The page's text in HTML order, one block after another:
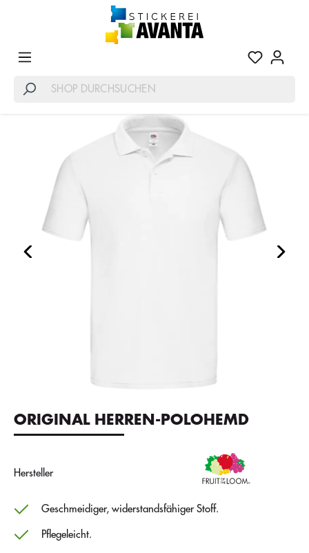
ORIGINAL HERREN-POLOHEMD
Hersteller
Geschmeidiger, widerstandsfähiger Stoff.
Pflegeleicht.